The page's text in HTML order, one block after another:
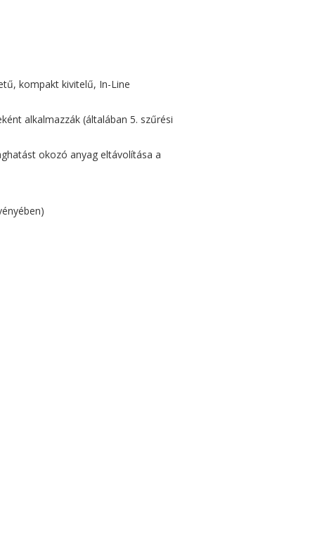
kompakt kivitelű, In-Line
alkalmazzák (általában 5. szűrési
okozó anyag eltávolítása a